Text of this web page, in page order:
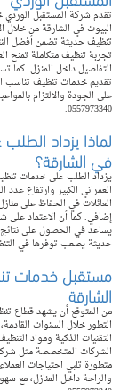
تقدم شركة المستقبل
البيوت في الشارقة من خلال
تنظيف حديثة تضمن أفضل
تجربة تنظيف متكاملة تمنح
التفاصيل داخل المنزل. كما
تقديم خدمات تنظيف تناسب
على الجودة والالتزام
0557973340.
لماذا يزداد
في الشارقة؟
يزداد الطلب على خدمات
العمراني الكبير وارتفاع عدد
العائلات في الحفاظ على
إضافي. كما أن الاعتماد على
يساعد في الحصول على نتائج
حديثة يصعب توفرها في
مستقبل خدمات
الشارقة
من المتوقع أن يشهد قطاع
التطور خلال السنوات
التقنيات الذكية ومواد
الشركات المتخصصة مثل
متطورة تلبي احتياجات
والراحة داخل المنازل، مع